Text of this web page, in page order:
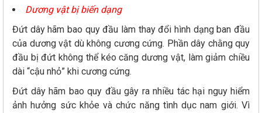
Dương vật bị biến dạng
Đứt dây hãm bao quy đầu làm thay đổi hình dạng ban đầu
của dương vật dù không cương cứng. Phần dây chằng quy
đầu bị đứt không thể kéo căng dương vật, làm giảm chiều
dài “cậu nhỏ” khi cương cứng.
Đứt dây hãm bao quy đầu gây ra nhiều tác hại nguy hiểm
ảnh hưởng sức khỏe và chức năng tình dục nam giới. Vì